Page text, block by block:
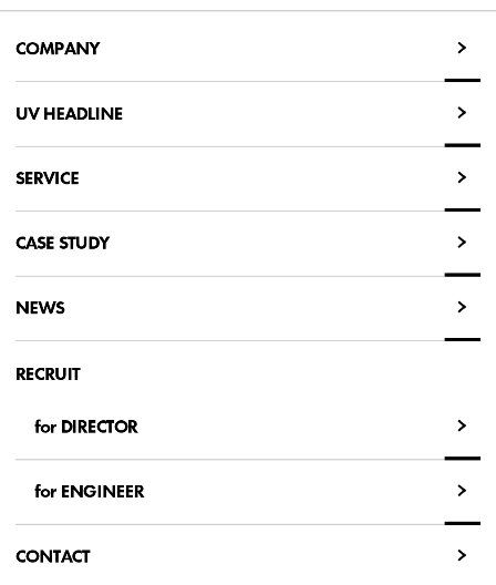
COMPANY
UV HEADLINE
SERVICE
CASE STUDY
NEWS
RECRUIT
for DIRECTOR
for ENGINEER
CONTACT